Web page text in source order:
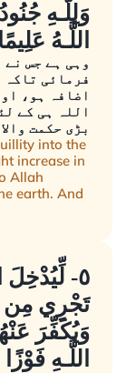
وَلِلَّـهِ
اللَّـهُ
وہی ہے جس نے
فرمائی تاکہ
اضافہ ہو،
اللہ ہی کے
بڑی حکمت
into the
increase in
Allah
earth. And
٥-
تَجْرِي مِن
وَيُكَفِّرَ
اللَّـهِ